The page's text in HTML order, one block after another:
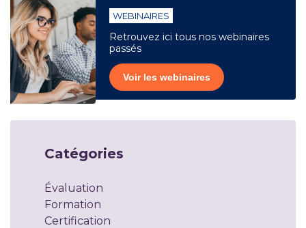
WEBINAIRES
Retrouvez ici tous nos webinaires
passés
Voir les webinaires
Catégories
Évaluation
Formation
Certification